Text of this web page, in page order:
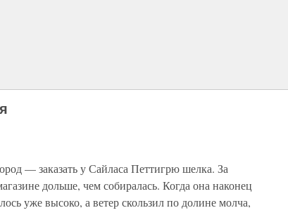
— заказать у Сайласа Петтигрю шелка. За
дольше, чем собиралась. Когда она наконец
уже высоко, а ветер скользил по долине молча,